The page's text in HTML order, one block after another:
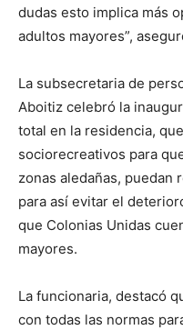
dudas esto implica más
adultos mayores”,
La subsecretaria de
Aboitiz celebró la
total en la residencia,
sociorecreativos para
zonas aledañas, puedan
para así evitar el
que Colonias Unidas
mayores.
La funcionaria, destacó
con todas las normas